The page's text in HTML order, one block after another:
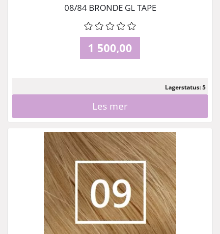
08/84 BRONDE GL TAPE
1 500,00
Lagerstatus: 5
Les mer